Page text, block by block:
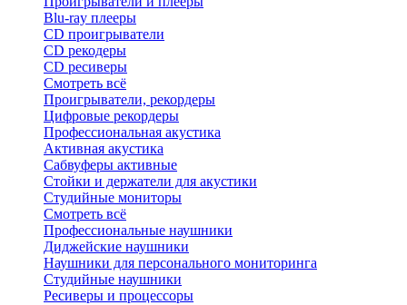
Blu-ray плееры
CD проигрыватели
CD рекодеры
CD ресиверы
Смотреть всё
Проигрыватели, рекордеры
Цифровые рекордеры
Профессиональная акустика
Активная акустика
Сабвуферы активные
Стойки и держатели для акустики
Студийные мониторы
Смотреть всё
Профессиональные наушники
Диджейские наушники
Наушники для персонального мониторинга
Студийные наушники
Ресиверы и процессоры